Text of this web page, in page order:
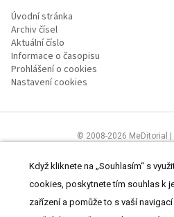
Úvodní stránka
Archiv čísel
Aktuální číslo
Informace o časopisu
Prohlášení o cookies
Nastavení cookies
© 2008-2026 MeDitorial |
zdravotnictví.Čtěte prohlášenía
Když kliknete na „Souhlasím“ s
cookies, poskytnete tím souhlas k
zařízení a pomůže to s vaší